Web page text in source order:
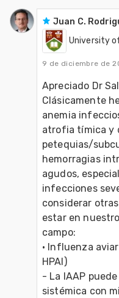
Juan C.
University
9 de diciembre de
Apreciado Dr
Clásicamente
anemia
atrofia tímica y
petequias/
hemorragias
agudos,
infecciones
considerar
estar en
campo:
• Influenza
HPAI)
- La IAAP
sistémica con